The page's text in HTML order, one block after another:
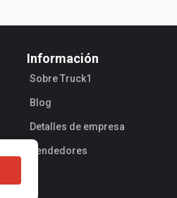
Información
Sobre Truck1
Blog
Detalles de empresa
Vendedores